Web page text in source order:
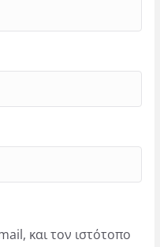
και τον ιστότοπο